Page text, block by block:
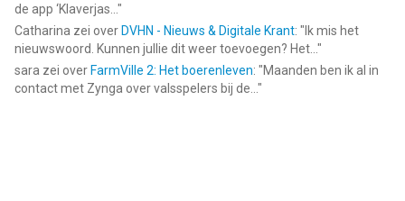
de app ‘Klaverjas... "
Catharina zei over DVHN - Nieuws & Digitale Krant: " Ik mis het
nieuwswoord. Kunnen jullie dit weer toevoegen? Het... "
sara zei over FarmVille 2: Het boerenleven: "Maanden ben ik al in
contact met Zynga over valsspelers bij de... "